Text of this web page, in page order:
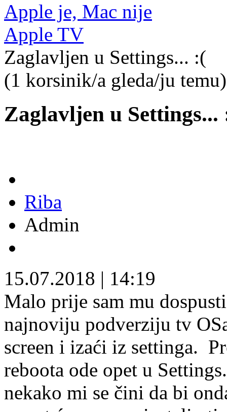
Apple je, Mac nije
Apple TV
Zaglavljen u Settings... :(
(1 korsinik/a gleda/ju
Zaglavljen u Settings...
Riba
Admin
15.07.2018 | 14:19
Malo prije sam mu
najnoviju podverziju tv
screen i izaći iz settinga.
reboota ode opet u
nekako mi se čini da bi